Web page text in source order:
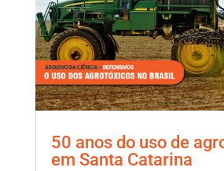
50 anos do uso de
em Santa Catarina